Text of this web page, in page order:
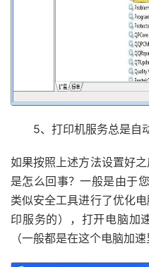
5、打印机服务总是自
如果按照上述方法设置好
是怎么回事？一般是由于
类似安全工具进行了优化
印服务的），打开电脑加
（一般都是在这个电脑加速